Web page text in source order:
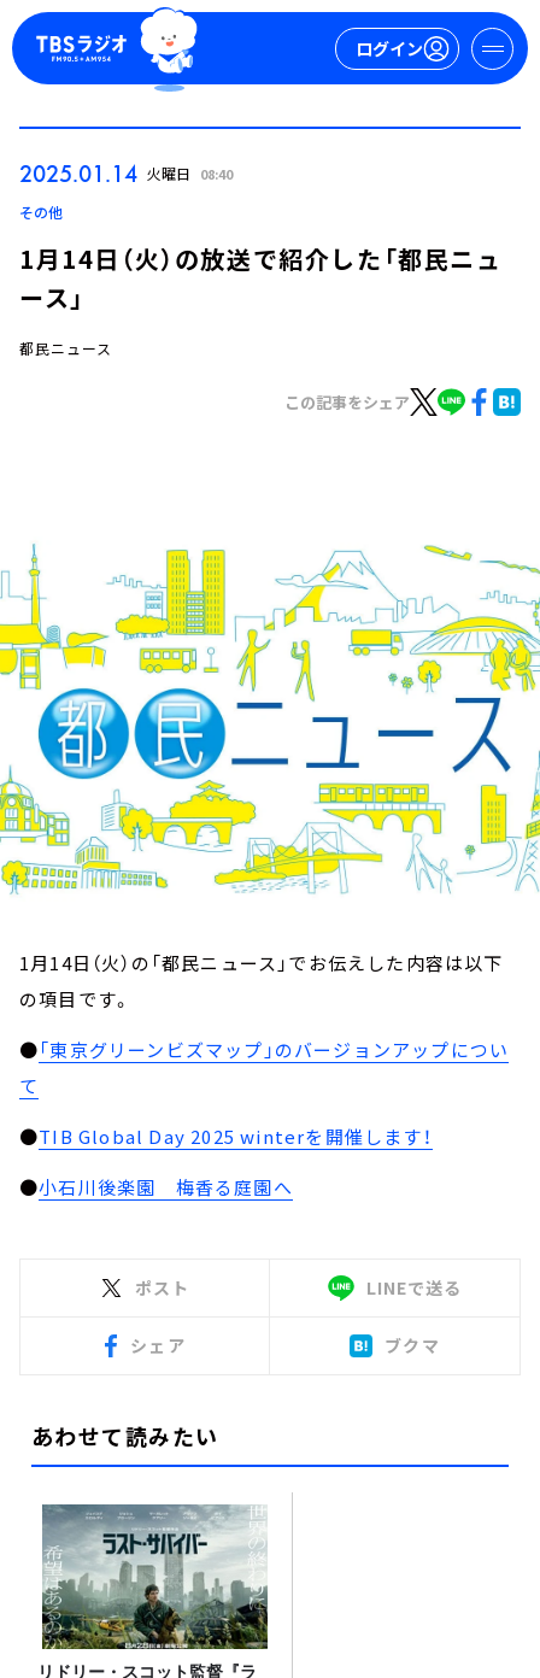
ログイン
イベント・グッズ
YouTube
会社情報
2025.01.14 火曜日 08:40
その他
1月14日（火）の放送で紹介した「都民ニュ
ース」
都民ニュース
この記事をシェア
1月14日（火）の「都民ニュース」でお伝えした内容は以下
の項目です。
●「東京グリーンビズマップ」のバージョンアップについ
て
●TIB Global Day 2025 winterを開催します！
●小石川後楽園 梅香る庭園へ
ポスト LINEで送る
シェア ブクマ
あわせて読みたい
リドリー・スコット監督『ラ